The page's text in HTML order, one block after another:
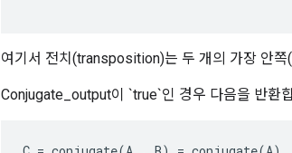
여기서 전치(transposition)는 두 개의 가장 안쪽
Conjugate_output이 `true`인 경우 다음을 반환